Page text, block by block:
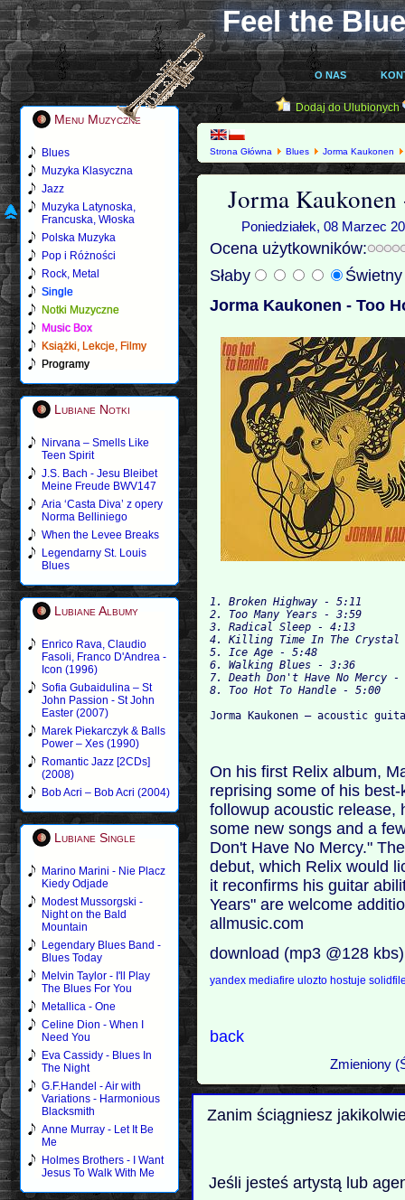
Feel the
O NAS
Menu Muzyczne
Blues
Muzyka Klasyczna
Jazz
Muzyka Latynoska,
Francuska, Włoska
Polska Muzyka
Pop i Różności
Rock, Metal
Single
Notki Muzyczne
Music Box
Książki, Lekcje, Filmy
Programy
Lubiane Notki
Nirvana – Smells Like
Teen Spirit
J.S. Bach - Jesu Bleibet
Meine Freude BWV147
Aria ‘Casta Diva’ z opery
Norma Belliniego
When the Levee Breaks
Legendarny St. Louis
Blues
Lubiane Albumy
Enrico Rava, Claudio
Fasoli, Franco D'Andrea -
Icon (1996)
Sofia Gubaidulina – St
John Passion - St John
Easter (2007)
Marek Piekarczyk & Balls
Power – Xes (1990)
Romantic Jazz [2CDs]
(2008)
Bob Acri – Bob Acri (2004)
Lubiane Single
Marino Marini - Nie Placz
Kiedy Odjade
Modest Mussorgski -
Night on the Bald
Mountain
Legendary Blues Band -
Blues Today
Melvin Taylor - I'll Play
The Blues For You
Metallica - One
Celine Dion - When I
Need You
Eva Cassidy - Blues In
The Night
G.F.Handel - Air with
Variations - Harmonious
Blacksmith
Anne Murray - Let It Be
Me
Holmes Brothers - I Want
Jesus To Walk With Me
Dodaj do Ulubionych
Strona Główna Blues Jorma Kaukonen
Jorma
Poniedziałek, 08 Marzec
Ocena użytkowników:
Słaby
Jorma Kaukonen - Too
1. Broken Highway - 5:11
2. Too Many Years - 3:59
3. Radical Sleep - 4:13
4. Killing Time In The
5. Ice Age - 5:48
6. Walking Blues - 3:36
7. Death Don't Have No Mercy -
8. Too Hot To Handle - 5:00
Jorma Kaukonen – acoustic
On his first Relix album,
reprising some of his
followup acoustic release,
some new songs and a
Don't Have No Mercy."
debut, which Relix would
it reconfirms his guitar
Years" are welcome
allmusic.com
download (mp3 @128
yandexmediafireuloztohostuje
back
Zmieniony
Zanim ściągniesz
Jeśli jesteś artystą lub